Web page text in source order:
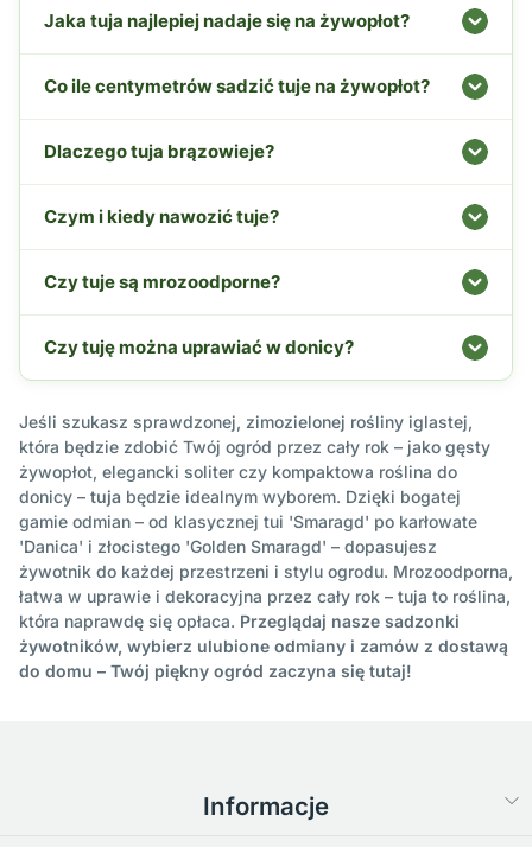
Jaka tuja najlepiej nadaje się na żywopłot?
Co ile centymetrów sadzić tuje na żywopłot?
Dlaczego tuja brązowieje?
Czym i kiedy nawozić tuje?
Czy tuje są mrozoodporne?
Czy tuję można uprawiać w donicy?
Jeśli szukasz sprawdzonej, zimozielonej rośliny iglastej,
która będzie zdobić Twój ogród przez cały rok – jako gęsty
żywopłot, elegancki soliter czy kompaktowa roślina do
donicy – tuja będzie idealnym wyborem. Dzięki bogatej
gamie odmian – od klasycznej tui 'Smaragd' po karłowate
'Danica' i złocistego 'Golden Smaragd' – dopasujesz
żywotnik do każdej przestrzeni i stylu ogrodu. Mrozoodporna,
łatwa w uprawie i dekoracyjna przez cały rok – tuja to roślina,
która naprawdę się opłaca. Przeglądaj nasze sadzonki
żywotników, wybierz ulubione odmiany i zamów z dostawą
do domu – Twój piękny ogród zaczyna się tutaj!
Informacje